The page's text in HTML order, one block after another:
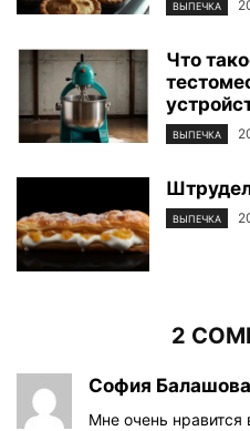
ВЫПЕЧКА
Что
ВЫПЕЧКА
ВЫПЕЧКА
2
София Балашова
Мне очень нравится